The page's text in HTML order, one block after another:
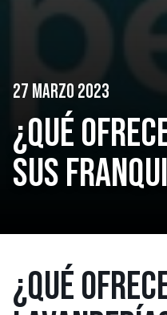
27 MARZO 2023
¿QUÉ
SUS
¿QUÉ